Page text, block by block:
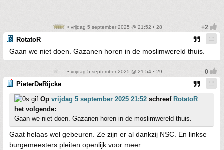
• vrijdag 5 september 2025 @ 21:52 • 28
RotatoR
Gaan we niet doen. Gazanen horen in de moslimwereld thuis.
• vrijdag 5 september 2025 @ 21:54 • 29
PieterDeRijcke
Op vrijdag 5 september 2025 21:52 schreef RotatoR
het volgende:
Gaan we niet doen. Gazanen horen in de moslimwereld thuis.
Gaat helaas wel gebeuren. Ze zijn er al dankzij NSC. En linkse
burgemeesters pleiten openlijk voor meer.